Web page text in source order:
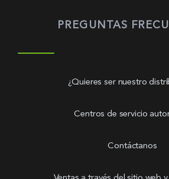
PREGUNTAS
¿Quieres ser nuestro
Centros de servicio
Contáctanos